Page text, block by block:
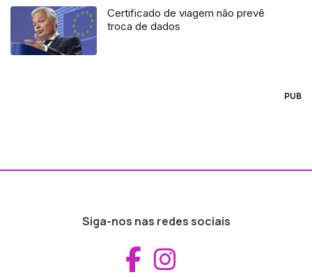
Certificado de viagem não prevê
troca de dados
PUB
Siga-nos nas redes sociais
Aceder ao